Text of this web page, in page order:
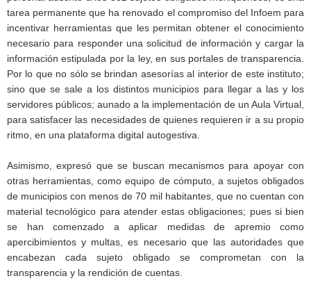
tarea permanente que ha renovado el compromiso del Infoem para
incentivar herramientas que les permitan obtener el conocimiento
necesario para responder una solicitud de información y cargar la
información estipulada por la ley, en sus portales de transparencia.
Por lo que no sólo se brindan asesorías al interior de este instituto;
sino que se sale a los distintos municipios para llegar a las y los
servidores públicos; aunado a la implementación de un Aula Virtual,
para satisfacer las necesidades de quienes requieren ir a su propio
ritmo, en una plataforma digital autogestiva.
Asimismo, expresó que se buscan mecanismos para apoyar con
otras herramientas, como equipo de cómputo, a sujetos obligados
de municipios con menos de 70 mil habitantes, que no cuentan con
material tecnológico para atender estas obligaciones; pues si bien
se han comenzado a aplicar medidas de apremio como
apercibimientos y multas, es necesario que las autoridades que
encabezan cada sujeto obligado se comprometan con la
transparencia y la rendición de cuentas.